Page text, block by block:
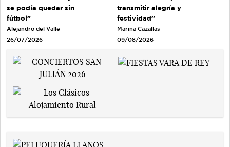
se podía quedar sin
fútbol”
Alejandro del Valle -
26/07/2026
transmitir alegría y
festividad”
Marina Cazallas -
09/08/2026